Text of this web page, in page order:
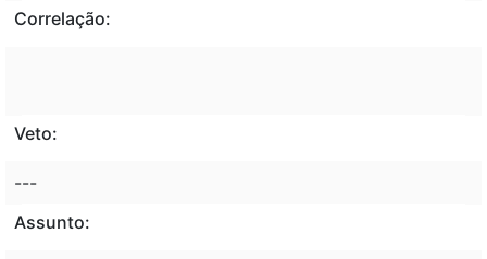
Correlação:
Veto:
---
Assunto: